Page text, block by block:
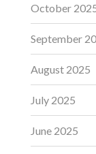
October
September
August 2025
July 2025
June 2025